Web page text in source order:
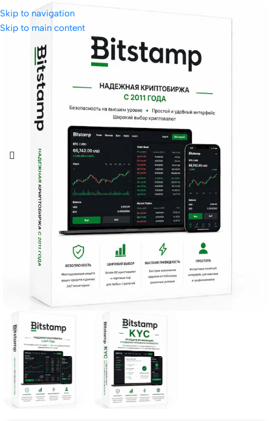
Skip to navigation
Skip to main content